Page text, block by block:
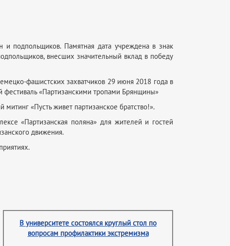
подпольщиков. Памятная дата учреждена в знак
внесших значительный вклад в победу
фашистских захватчиков 29 июня 2018 года в
фестиваль «Партизанскими тропами Брянщины»
«Пусть живет партизанское братство!».
«Партизанская поляна» для жителей и гостей
движения.
В университете состоялся круглый стол по
вопросам профилактики экстремизма